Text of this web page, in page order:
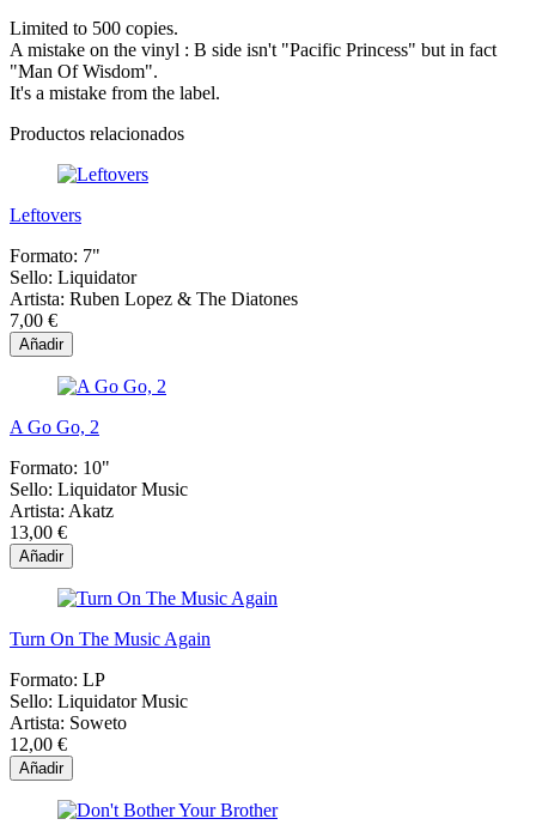
Limited to 500 copies.
A mistake on the vinyl : B side isn't "Pacific Princess" but in fact
"Man Of Wisdom".
It's a mistake from the label.
Productos relacionados
Leftovers
Formato: 7"
Sello: Liquidator
Artista: Ruben Lopez & The Diatones
7,00 €
Añadir
A Go Go, 2
Formato: 10"
Sello: Liquidator Music
Artista: Akatz
13,00 €
Añadir
Turn On The Music Again
Formato: LP
Sello: Liquidator Music
Artista: Soweto
12,00 €
Añadir